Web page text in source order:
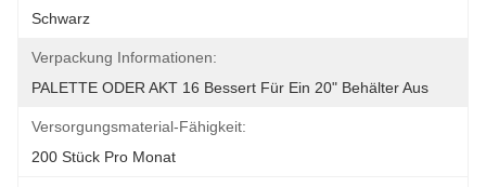
Schwarz
Verpackung Informationen:
PALETTE ODER AKT 16 Bessert Für Ein 20" Behälter Aus
Versorgungsmaterial-Fähigkeit:
200 Stück Pro Monat